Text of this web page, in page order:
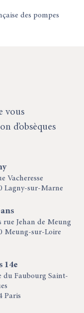
des pompes
vous
d’obsèques
Vacheresse
Lagny-sur-Marne
rue Jehan de Meung
Meung-sur-Loire
14e
du Faubourg Saint-
Paris